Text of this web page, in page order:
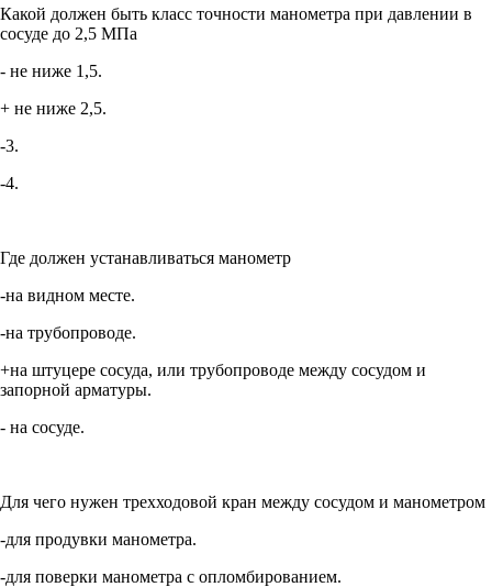
Какой должен быть класс точности манометра при давлении в
сосуде до 2,5 МПа
- не ниже 1,5.
+ не ниже 2,5.
-3.
-4.
Где должен устанавливаться манометр
-на видном месте.
-на трубопроводе.
+на штуцере сосуда, или трубопроводе между сосудом и
запорной арматуры.
- на сосуде.
Для чего нужен трехходовой кран между сосудом и манометром
-для продувки манометра.
-для поверки манометра с опломбированием.